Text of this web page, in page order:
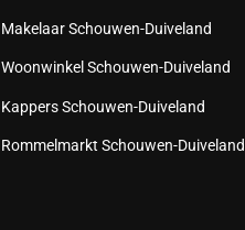
Makelaar Schouwen-Duiveland
Woonwinkel Schouwen-Duiveland
Kappers Schouwen-Duiveland
Rommelmarkt Schouwen-Duiveland